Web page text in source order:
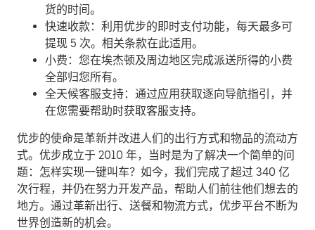
货的时间。
快速收款：利用优步的即时支付功能，每天最多可
提现 5 次。相关条款在此适用。
小费：您在埃杰顿及周边地区完成派送所得的小费
全部归您所有。
全天候客服支持：通过应用获取逐向导航指引，并
在您需要帮助时获取客服支持。
优步的使命是革新并改进人们的出行方式和物品的流动方
式。优步成立于 2010 年，当时是为了解决一个简单的问
题：怎样实现一键叫车？如今，我们完成了超过 340 亿
次行程，并仍在努力开发产品，帮助人们前往他们想去的
地方。通过革新出行、送餐和物流方式，优步平台不断为
世界创造新的机会。